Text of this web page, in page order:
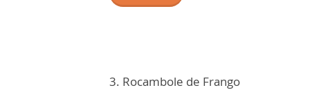
3. Rocambole de Frango